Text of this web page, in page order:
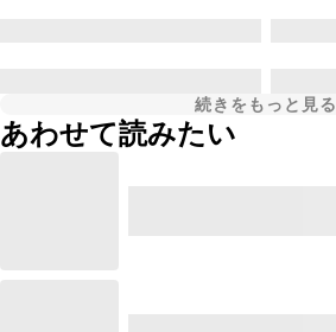
続きをもっと見る
あわせて読みたい